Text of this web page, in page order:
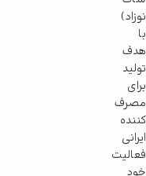
نوزاد)
با
هدف
تولید
برای
مصرف
کننده
ایرانی
فعالیت
خود